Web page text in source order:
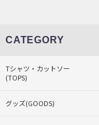
CATEGORY
Tシャツ・カットソー
(TOPS)
グッズ(GOODS)